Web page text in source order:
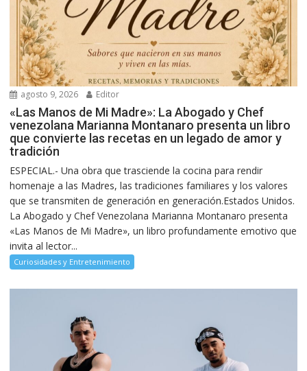
agosto 9, 2026 Editor
«Las Manos de Mi Madre»: La Abogado y Chef
venezolana Marianna Montanaro presenta un libro
que convierte las recetas en un legado de amor y
tradición
ESPECIAL.- Una obra que trasciende la cocina para rendir
homenaje a las Madres, las tradiciones familiares y los valores
que se transmiten de generación en generación.Estados Unidos.
La Abogado y Chef Venezolana Marianna Montanaro presenta
«Las Manos de Mi Madre», un libro profundamente emotivo que
invita al lector...
Curiosidades y Entretenimiento